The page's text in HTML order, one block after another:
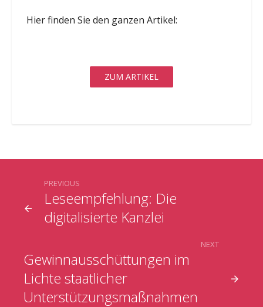
Hier finden Sie den ganzen Artikel:
ZUM ARTIKEL
Leseempfehlung: Die
digitalisierte Kanzlei
PREVIOUS
Gewinnausschüttungen im
Lichte staatlicher
Unterstützungsmaßnahmen
NEXT